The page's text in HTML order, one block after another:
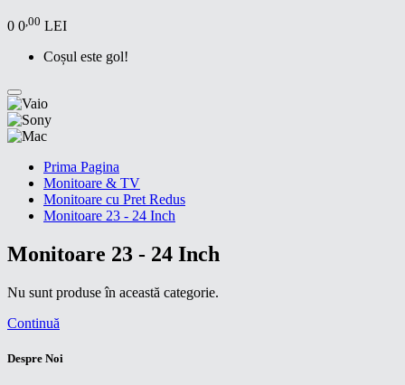
0 0,00 LEI
Coșul este gol!
Prima Pagina
Monitoare & TV
Monitoare cu Pret Redus
Monitoare 23 - 24 Inch
Monitoare 23 - 24 Inch
Nu sunt produse în această categorie.
Continuă
Despre Noi